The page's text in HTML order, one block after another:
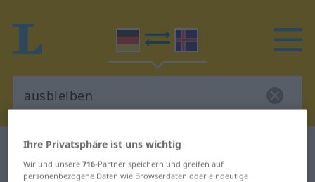
Deutsch-Isländisch Wörterbuch
Deutsch-Isländisch Übersetzung
Ihre Privatsphäre ist uns wichtig
Wir und unsere716-Partner speichern und greifen auf
personenbezogene Daten wie Browserdaten oder eindeutige